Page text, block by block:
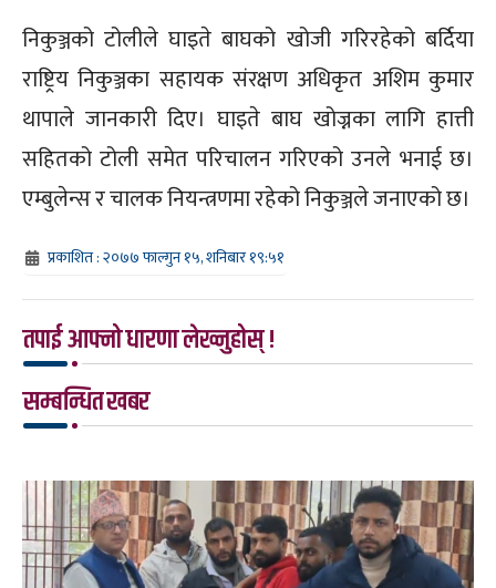
निकुञ्जको टोलीले घाइते बाघको खोजी गरिरहेको बर्दिया
राष्ट्रिय निकुञ्जका सहायक संरक्षण अधिकृत अशिम कुमार
थापाले जानकारी दिए। घाइते बाघ खोज्नका लागि हात्ती
सहितको टोली समेत परिचालन गरिएको उनले भनाई छ।
एम्बुलेन्स र चालक नियन्त्रणमा रहेको निकुञ्जले जनाएको छ।
प्रकाशित : २०७७ फाल्गुन १५, शनिबार १९:५१
तपाई आफ्नो धारणा लेख्नुहोस् !
सम्बन्धित खबर